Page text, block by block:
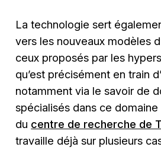
La technologie sert
vers les nouveaux modèles
ceux proposés par les
qu’est précisément en train
notamment via le savoir de
spécialisés dans ce domaine
du centre de recherche de
travaille déjà sur plusieurs